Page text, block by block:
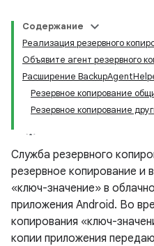
Содержание
Реализация резервного
Объявите агент резервного
Расширение
Резервное копирование
Резервное копирование
Служба резервного
резервное копирование и
«ключ-значение» в
приложения Android. Во
копирования «ключ-
копии приложения